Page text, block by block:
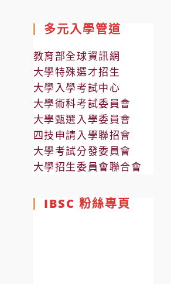
多元入學管道
教育部全球資訊網
大學特殊選才招生
大學入學考試中心
大學術科考試委員會
大學甄選入學委員會
四技申請入學聯招會
大學考試分發委員會
大學招生委員會聯合會
IBSC 粉絲專頁